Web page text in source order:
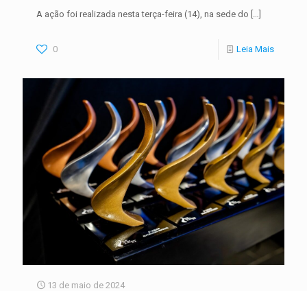
A ação foi realizada nesta terça-feira (14), na sede do […]
0 Leia Mais
13 de maio de 2024